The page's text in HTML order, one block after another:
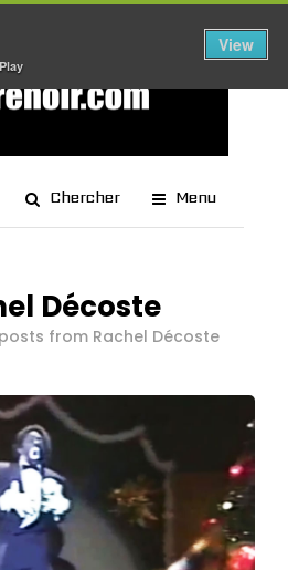
Chercher Menu
Décoste
from Rachel Décoste
View